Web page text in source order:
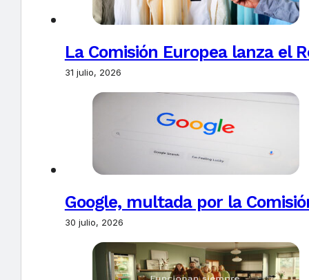
La Comisión Europea lanza el
31 julio, 2026
Google, multada por la
30 julio, 2026